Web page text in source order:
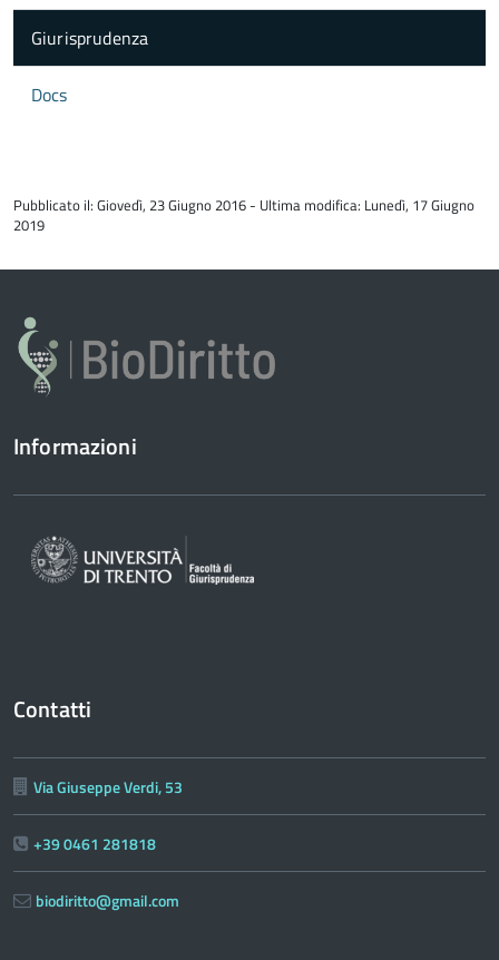
Giurisprudenza
Docs
del
contenuto
Pubblicato il: Giovedì, 23 Giugno 2016 - Ultima modifica: Lunedì, 17 Giugno
2019
Informazioni
Contatti
Via Giuseppe Verdi, 53
+39 0461 281818
biodiritto@gmail.com